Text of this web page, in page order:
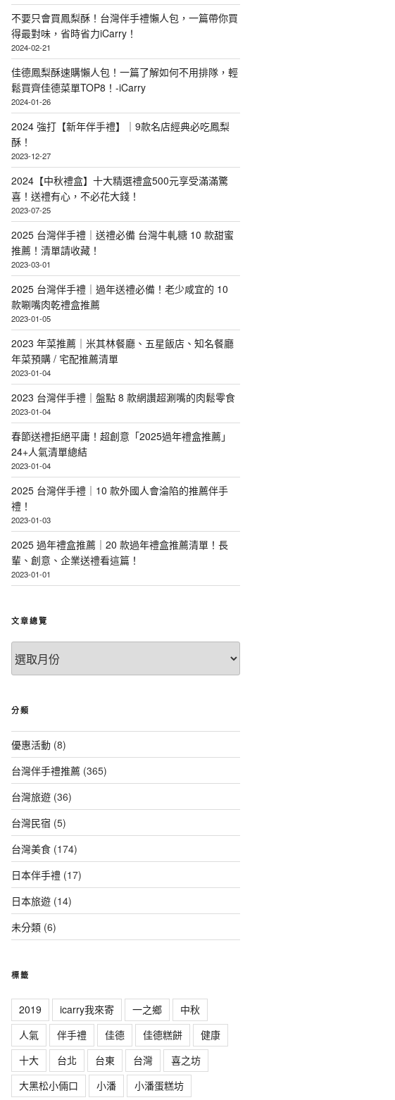
不要只會買鳳梨酥！台灣伴手禮懶人包，一篇帶你買
得最對味，省時省力iCarry！
2024-02-21
佳德鳳梨酥速購懶人包！一篇了解如何不用排隊，輕
鬆買齊佳德菜單TOP8！-iCarry
2024-01-26
2024 強打【新年伴手禮】｜9款名店經典必吃鳳梨
酥！
2023-12-27
2024【中秋禮盒】十大精選禮盒500元享受滿滿驚
喜！送禮有心，不必花大錢！
2023-07-25
2025 台灣伴手禮｜送禮必備 台灣牛軋糖 10 款甜蜜
推薦！清單請收藏！
2023-03-01
2025 台灣伴手禮｜過年送禮必備！老少咸宜的 10
款唰嘴肉乾禮盒推薦
2023-01-05
2023 年菜推薦｜米其林餐廳、五星飯店、知名餐廳
年菜預購 / 宅配推薦清單
2023-01-04
2023 台灣伴手禮｜盤點 8 款網讚超涮嘴的肉鬆零食
2023-01-04
春節送禮拒絕平庸！超創意「2025過年禮盒推薦」
24+人氣清單總結
2023-01-04
2025 台灣伴手禮｜10 款外國人會淪陷的推薦伴手
禮！
2023-01-03
2025 過年禮盒推薦｜20 款過年禮盒推薦清單！長
輩、創意、企業送禮看這篇！
2023-01-01
文章總覽
章
總
分類
優惠活動(8)
台灣伴手禮推薦(365)
台灣旅遊(36)
台灣民宿 (5)
台灣美食(174)
日本伴手禮(17)
日本旅遊(14)
未分類(6)
標籤
2019 icarry我來寄 一之鄉
中秋
人氣
伴手禮 佳德 佳德糕餅
健康
十大
台北 台東 台灣
喜之坊
大黑松小倆口
小潘 小潘蛋糕坊